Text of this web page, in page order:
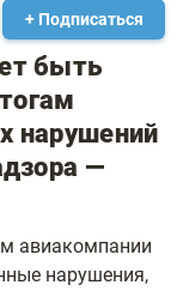
+ Подписаться
быть
нарушений
—
авиакомпании
нарушения,